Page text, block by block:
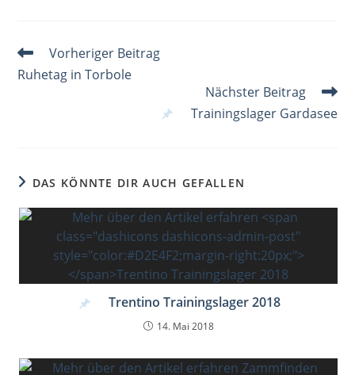
Weitere
Artikel
ansehen
Vorheriger Beitrag
Ruhetag in Torbole
Nächster Beitrag
Trainingslager Gardasee
DAS KÖNNTE DIR AUCH GEFALLEN
Trentino Trainingslager 2018
14. Mai 2018